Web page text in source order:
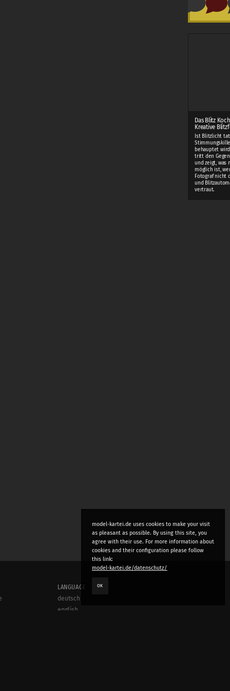
Das Blitz
Kreative
Ist Blitzlicht
behauptet
tritt den
und zeigt, was
möglich ist,
Fotograf nicht
und
vertraut.
model-kartei.de uses cookies to make your visit
as pleasant as possible. By using this site, you
agree with their use. For more information about
cookies and their configuration please follow
this link:
model-kartei.de/datenschutz/
OK
LANGUAGE
deutsch
english